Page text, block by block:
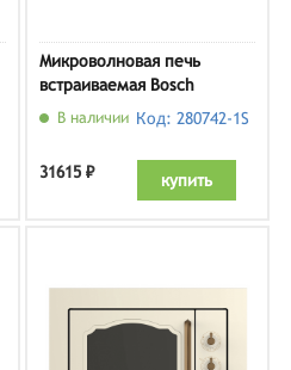
Микроволновая печь
встраиваемая Bosch
BEL554MS0
В наличии Код: 280742-1S
31615 ₽ купить